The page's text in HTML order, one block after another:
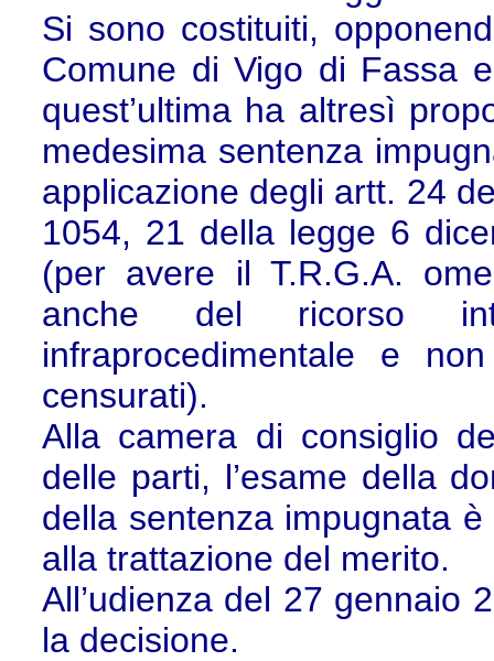
Si sono costituiti,
Comune di Vigo di Fassa
quest’ultima ha altresì
medesima sentenza
applicazione degli artt. 24
1054, 21 della legge 6
(per avere il T.R.G.A.
anche del ricorso
infraprocedimentale e
censurati).
Alla camera di consiglio
delle parti, l’esame della
della sentenza impugnata
alla trattazione del merito.
All’udienza del 27 gennaio
la decisione.